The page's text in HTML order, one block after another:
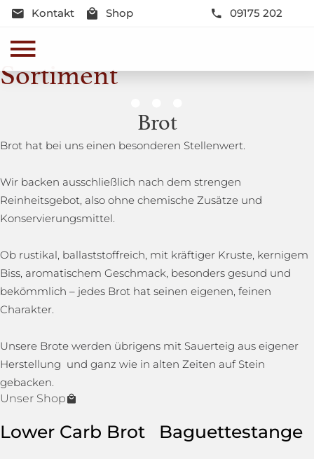
Kontakt Shop 09175 202
Sortiment
Genussmomente
Herzhaft oder süß - Beste Qualität und Frische sind
Brot
Brot hat bei uns einen besonderen Stellenwert.
Wir backen ausschließlich nach dem strengen
Reinheitsgebot, also ohne chemische Zusätze und
Konservierungsmittel.
Ob rustikal, ballaststoffreich, mit kräftiger Kruste, kernigem
Biss, aromatischem Geschmack, besonders gesund und
bekömmlich – jedes Brot hat seinen eigenen, feinen
Charakter.
Unsere Brote werden übrigens mit Sauerteig aus eigener
Herstellung und ganz wie in alten Zeiten auf Stein
gebacken.
Unser Shop
Lower Carb Brot
Baguettestange